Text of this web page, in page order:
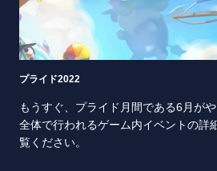
プライド2022
もうすぐ、プライド月間である6月が
全体で行われるゲーム内イベントの詳
覧ください。